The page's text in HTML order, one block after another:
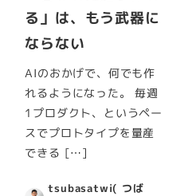
る」は、もう武器に
ならない
AIのおかげで、何でも作
れるようになった。 毎週
1プロダクト、というペー
スでプロトタイプを量産
できる […]
tsubasatwi( つば